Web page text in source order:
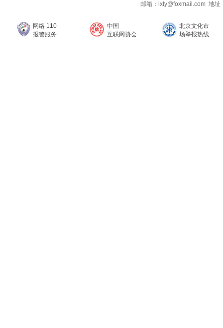
邮箱：ixly@foxmail.com 地
网络 110
报警服务
中国
互联网协会
北京文化市
场举报热线